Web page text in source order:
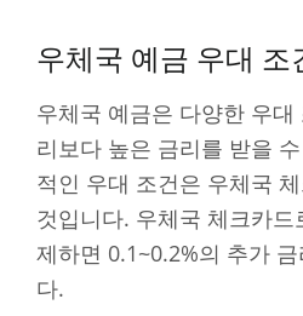
우체국 예금 우대 조
우체국 예금은 다양한 우
리보다 높은 금리를 받을
적인 우대 조건은 우체국
것입니다. 우체국 체크카
제하면 0.1~0.2%의 추가
다.